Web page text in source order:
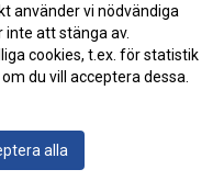
2025-11-01 22:35
använder vi nödvändiga
inte att stänga av.
cookies, t.ex. för statistik
du vill acceptera dessa.
alla